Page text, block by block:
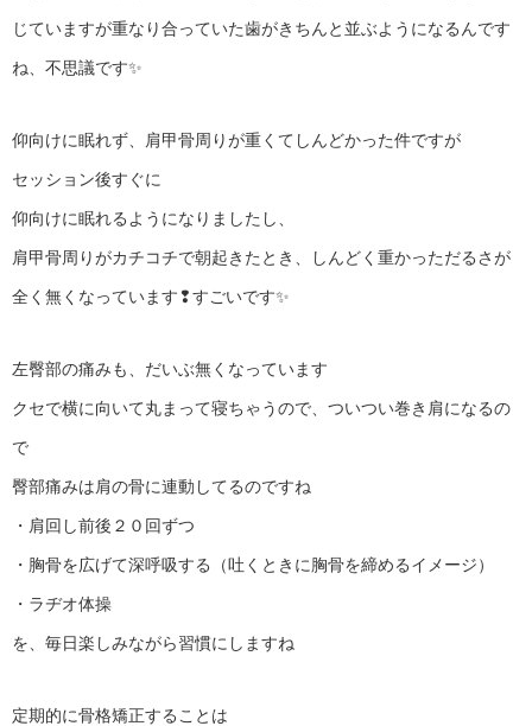
じていますが重なり合っていた歯がきちんと並ぶようになるんです
ね、不思議です✨️
仰向けに眠れず、肩甲骨周りが重くてしんどかった件ですが
セッション後すぐに
仰向けに眠れるようになりましたし、
肩甲骨周りがカチコチで朝起きたとき、しんどく重かっただるさが
全く無くなっています❢すごいです✨️
左臀部の痛みも、だいぶ無くなっています
クセで横に向いて丸まって寝ちゃうので、ついつい巻き肩になるの
で
臀部痛みは肩の骨に連動してるのですね
・肩回し前後２０回ずつ
・胸骨を広げて深呼吸する（吐くときに胸骨を締めるイメージ）
・ラヂオ体操
を、毎日楽しみながら習慣にしますね
定期的に骨格矯正することは